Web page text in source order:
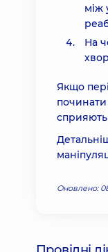
між
На
Якщо
сприяють
Оновлено: